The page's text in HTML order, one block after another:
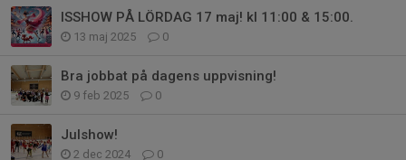
ISSHOW PÅ LÖRDAG 17 maj! kl 11:00 & 15:00.
13 maj 2025 0
Bra jobbat på dagens uppvisning!
9 feb 2025 0
Julshow!
2 dec 2024 0